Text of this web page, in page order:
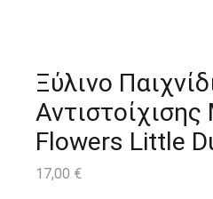
Ξύλινο
Flowers Little
17,00 €